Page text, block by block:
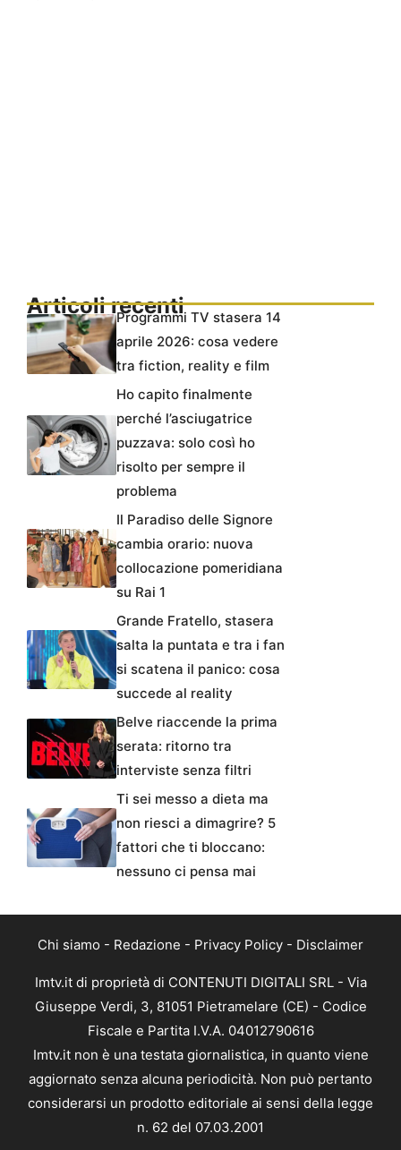
Articoli recentiProgrammi TV stasera 14
aprile 2026: cosa vedere
tra fiction, reality e film
Ho capito finalmente
perché l’asciugatrice
puzzava: solo così ho
risolto per sempre il
problema
Il Paradiso delle Signore
cambia orario: nuova
collocazione pomeridiana
su Rai 1
Grande Fratello, stasera
salta la puntata e tra i fan
si scatena il panico: cosa
succede al reality
Belve riaccende la prima
serata: ritorno tra
interviste senza filtri
Ti sei messo a dieta ma
non riesci a dimagrire? 5
fattori che ti bloccano:
nessuno ci pensa mai
Chi siamo - Redazione - Privacy Policy - Disclaimer
Imtv.it di proprietà di CONTENUTI DIGITALI SRL - Via
Giuseppe Verdi, 3, 81051 Pietramelare (CE) - Codice
Fiscale e Partita I.V.A. 04012790616
Imtv.it non è una testata giornalistica, in quanto viene
aggiornato senza alcuna periodicità. Non può pertanto
considerarsi un prodotto editoriale ai sensi della legge
n. 62 del 07.03.2001